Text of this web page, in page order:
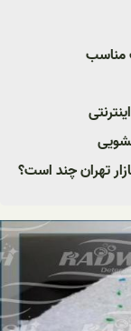
مناسب
تهران چند است؟